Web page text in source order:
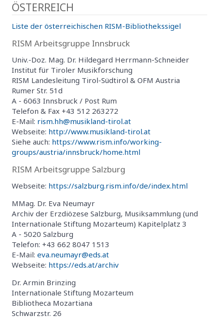
ÖSTERREICH
Liste der österreichischen RISM-Bibliothekssigel
RISM Arbeitsgruppe Innsbruck
Univ.-Doz. Mag. Dr. Hildegard Herrmann-Schneider
Institut für Tiroler Musikforschung
RISM Landesleitung Tirol-Südtirol & OFM Austria
Rumer Str. 51d
A - 6063 Innsbruck / Post Rum
Telefon & Fax +43 512 263272
E-Mail: rism.hh@musikland-tirol.at
Webseite: http://www.musikland-tirol.at
Siehe auch: https://www.rism.info/working-
groups/austria/innsbruck/home.html
RISM Arbeitsgruppe Salzburg
Webseite: https://salzburg.rism.info/de/index.html
MMag. Dr. Eva Neumayr
Archiv der Erzdiözese Salzburg, Musiksammlung (und
Internationale Stiftung Mozarteum) Kapitelplatz 3
A - 5020 Salzburg
Telefon: +43 662 8047 1513
E-Mail: eva.neumayr@eds.at
Webseite: https://eds.at/archiv
Dr. Armin Brinzing
Internationale Stiftung Mozarteum
Bibliotheca Mozartiana
Schwarzstr. 26